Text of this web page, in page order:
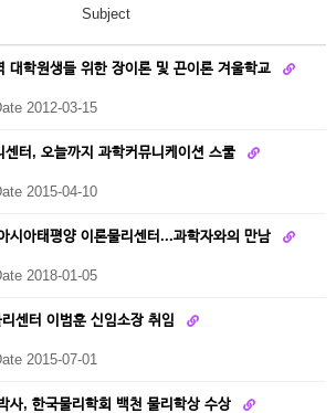
Subject
대학원생들 위한 장이론 및 끈이론 겨울학교
2012-03-15
터, 오늘까지 과학커뮤니케이션 스쿨
2015-04-10
시아태평양 이론물리센터...과학자와의 만남
2018-01-05
센터 이범훈 신임소장 취임
2015-07-01
사, 한국물리학회 백천 물리학상 수상